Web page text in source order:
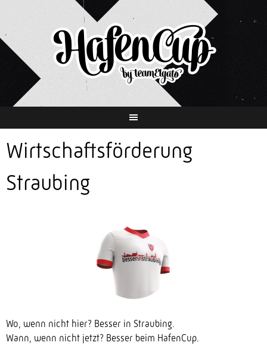
Inhalt
Wirtschaftsförderung
Straubing
Wo, wenn nicht hier? Besser in Straubing.
Wann, wenn nicht jetzt? Besser beim HafenCup.